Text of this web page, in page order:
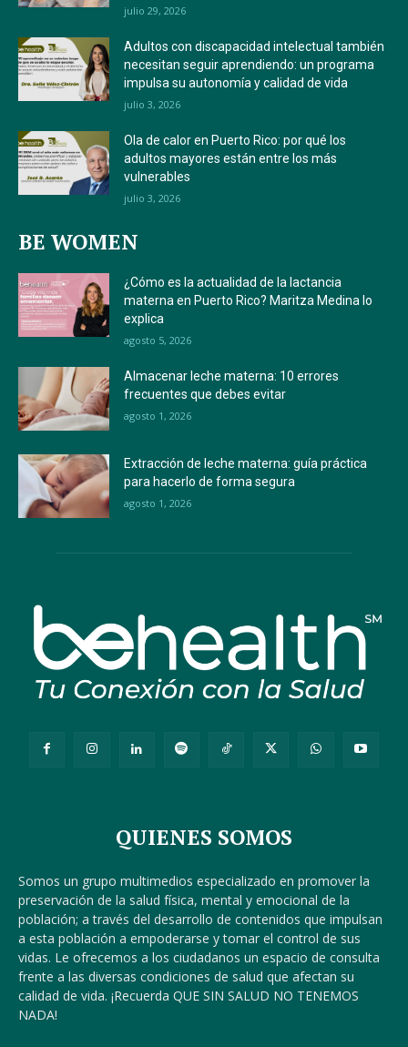
julio 29, 2026
Adultos con discapacidad intelectual también
necesitan seguir aprendiendo: un programa
impulsa su autonomía y calidad de vida
julio 3, 2026
Ola de calor en Puerto Rico: por qué los
adultos mayores están entre los más
vulnerables
julio 3, 2026
BE WOMEN
¿Cómo es la actualidad de la lactancia
materna en Puerto Rico? Maritza Medina lo
explica
agosto 5, 2026
Almacenar leche materna: 10 errores
frecuentes que debes evitar
agosto 1, 2026
Extracción de leche materna: guía práctica
para hacerlo de forma segura
agosto 1, 2026
QUIENES SOMOS
Somos un grupo multimedios especializado en promover la
preservación de la salud física, mental y emocional de la
población; a través del desarrollo de contenidos que impulsan
a esta población a empoderarse y tomar el control de sus
vidas. Le ofrecemos a los ciudadanos un espacio de consulta
frente a las diversas condiciones de salud que afectan su
calidad de vida. ¡Recuerda QUE SIN SALUD NO TENEMOS
NADA!